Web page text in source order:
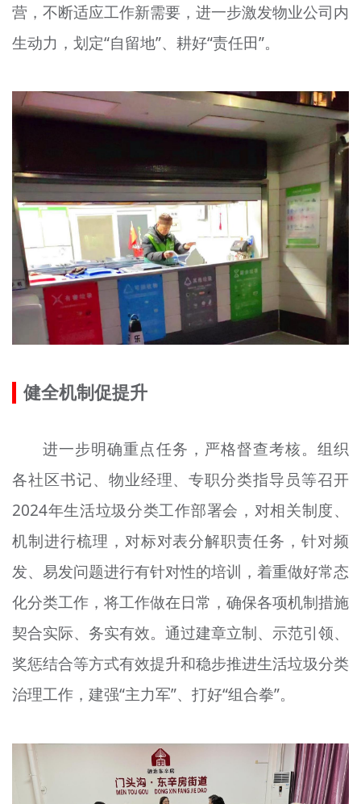
营，不断适应工作新需要，进一步激发物业公司内
生动力，划定“自留地”、耕好“责任田”。
健全机制促提升
进一步明确重点任务，严格督查考核。组织
各社区书记、物业经理、专职分类指导员等召开
2024年生活垃圾分类工作部署会，对相关制度、
机制进行梳理，对标对表分解职责任务，针对频
发、易发问题进行有针对性的培训，着重做好常态
化分类工作，将工作做在日常，确保各项机制措施
契合实际、务实有效。通过建章立制、示范引领、
奖惩结合等方式有效提升和稳步推进生活垃圾分类
治理工作，建强“主力军”、打好“组合拳”。